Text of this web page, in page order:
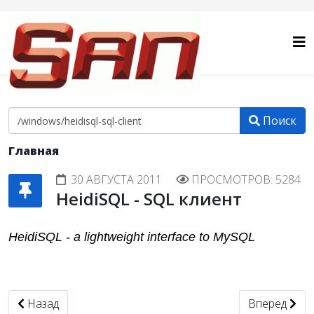
Поиск
Главная
30 АВГУСТА 2011
ПРОСМОТРОВ: 5284
HeidiSQL - SQL клиент
HeidiSQL - a lightweight interface to MySQL
Предыдущий: WindowsXP: Перезагрузить позже
Назад Следующий:
Вперед